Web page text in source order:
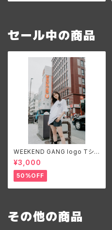
セール中の商品
WEEKEND GANG logo Tシャ
ツ 白 背面プリント無
¥3,000
50%OFF
その他の商品